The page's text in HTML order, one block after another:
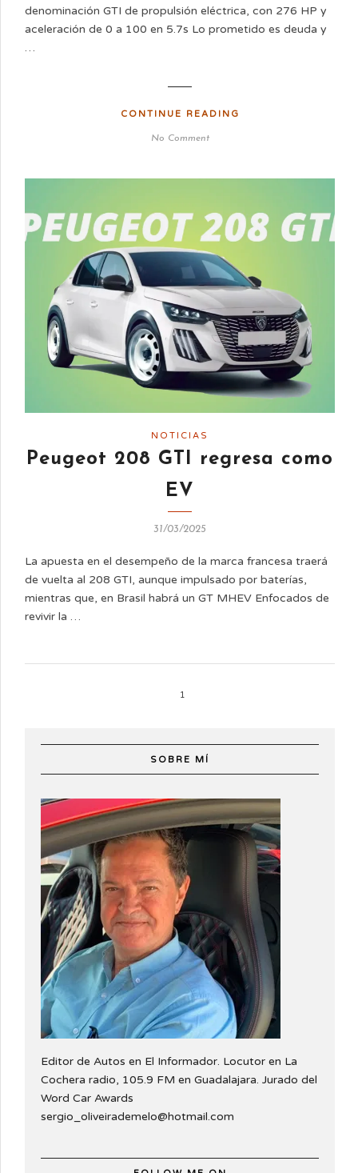
denominación GTI de propulsión eléctrica, con 276 HP y
aceleración de 0 a 100 en 5.7s Lo prometido es deuda y
…
CONTINUE READING
No Comment
NOTICIAS
Peugeot 208 GTI regresa como
EV
31/03/2025
La apuesta en el desempeño de la marca francesa traerá
de vuelta al 208 GTI, aunque impulsado por baterías,
mientras que, en Brasil habrá un GT MHEV Enfocados de
revivir la …
1
SOBRE MÍ
Editor de Autos en El Informador. Locutor en La
Cochera radio, 105.9 FM en Guadalajara. Jurado del
Word Car Awards
sergio_oliveirademelo@hotmail.com